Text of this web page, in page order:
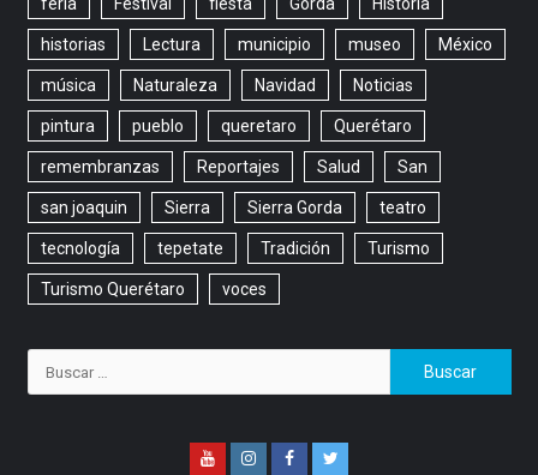
feria Festival fiesta Gorda Historia
historias Lectura municipio museo México
música Naturaleza Navidad Noticias
pintura pueblo queretaro Querétaro
remembranzas Reportajes Salud San
san joaquin Sierra Sierra Gorda teatro
tecnología tepetate Tradición Turismo
Turismo Querétaro voces